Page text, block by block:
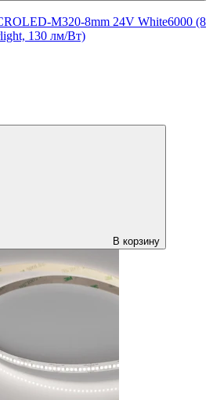
M320-8mm 24V White6000 (8
130 лм/Вт)
В корзину